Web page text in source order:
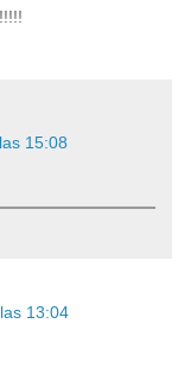
15:08
13:04